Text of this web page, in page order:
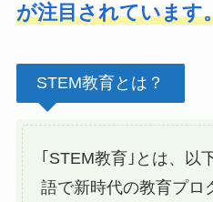
が注目されています
STEM教育とは？
｢STEM教育｣とは、以
語で新時代の教育プロ